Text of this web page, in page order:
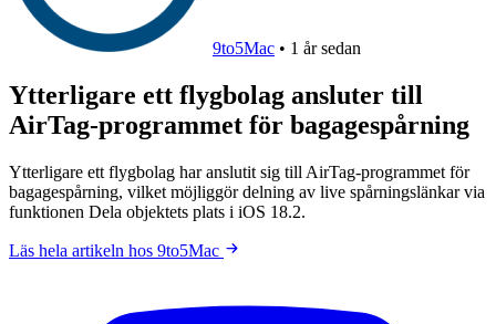
9to5Mac • 1 år sedan
Ytterligare ett flygbolag ansluter till
AirTag-programmet för bagagespårning
Ytterligare ett flygbolag har anslutit sig till AirTag-programmet för
bagagespårning, vilket möjliggör delning av live spårningslänkar via
funktionen Dela objektets plats i iOS 18.2.
Läs hela artikeln hos 9to5Mac